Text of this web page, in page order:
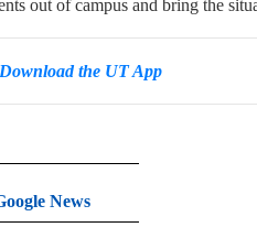
out of campus and bring the
the UT App
News